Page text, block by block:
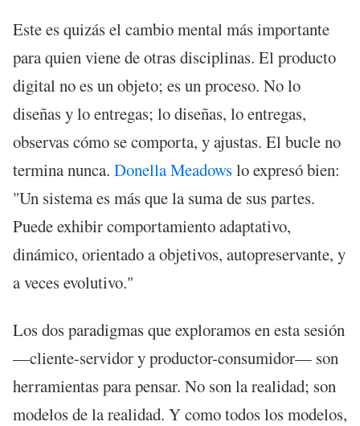
Este es quizás el cambio mental más importante
para quien viene de otras disciplinas. El producto
digital no es un objeto; es un proceso. No lo
diseñas y lo entregas; lo diseñas, lo entregas,
observas cómo se comporta, y ajustas. El bucle no
termina nunca. Donella Meadowslo expresó bien:
"Un sistema es más que la suma de sus partes.
Puede exhibir comportamiento adaptativo,
dinámico, orientado a objetivos, autopreservante, y
a veces evolutivo."
Los dos paradigmas que exploramos en esta sesión
—cliente-servidor y productor-consumidor— son
herramientas para pensar. No son la realidad; son
modelos de la realidad. Y como todos los modelos,